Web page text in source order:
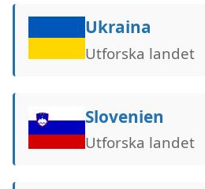
Ukraina
Utforska landet
Slovenien
Utforska landet